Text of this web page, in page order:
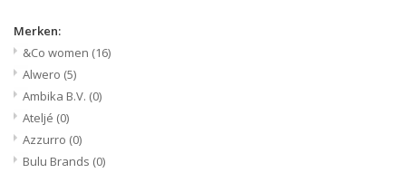
Merken:
&Co women (16)
Alwero (5)
Ambika B.V. (0)
Ateljé (0)
Azzurro (0)
Bulu Brands (0)